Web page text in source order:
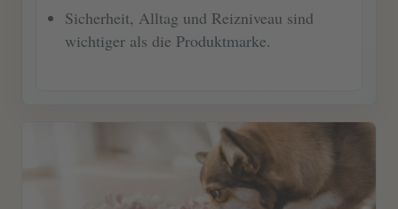
Sicherheit, Alltag und Reizniveau sind
wichtiger als die Produktmarke.